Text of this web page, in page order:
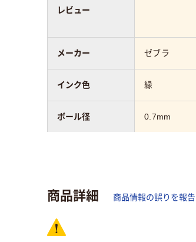
ゼブラ
緑
0.7mm
レビュー
メーカー
インク色
ボール径
アスクル商品環境
商品詳細 商品情報の誤りを報告